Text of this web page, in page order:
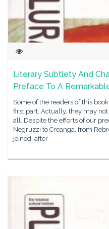
Literary Subtlety And
Preface To A
Some of the readers of this
first part. Actually, they may
all. Despite the efforts of our
Negruzzi to Creanga, from
joined, after